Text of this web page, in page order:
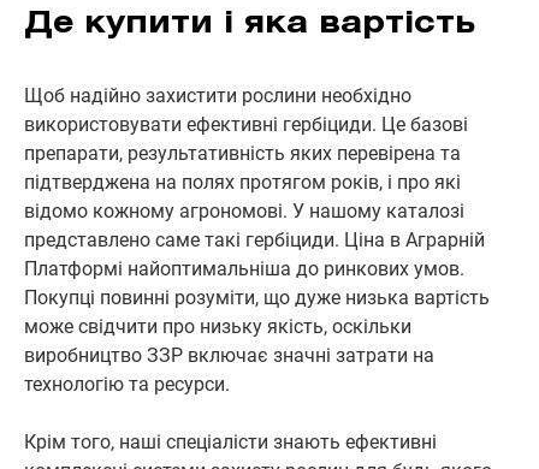
Де купити і яка вартість
Щоб надійно захистити рослини необхідно
використовувати ефективні гербіциди. Це базові
препарати, результативність яких перевірена та
підтверджена на полях протягом років, і про які
відомо кожному агрономові. У нашому каталозі
представлено саме такі гербіциди. Ціна в Аграрній
Платформі найоптимальніша до ринкових умов.
Покупці повинні розуміти, що дуже низька вартість
може свідчити про низьку якість, оскільки
виробництво ЗЗР включає значні затрати на
технологію та ресурси.
Крім того, наші спеціалісти знають ефективні